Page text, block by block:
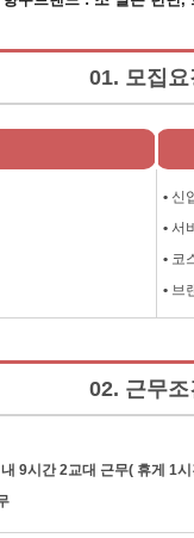
01. 모집요
• 신
• 서
• 코
• 브
02. 근무조
9시간 2교대 근무( 휴게 1